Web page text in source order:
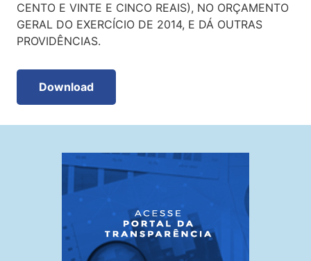
CENTO E VINTE E CINCO REAIS), NO ORÇAMENTO
GERAL DO EXERCÍCIO DE 2014, E DÁ OUTRAS
PROVIDÊNCIAS.
Download